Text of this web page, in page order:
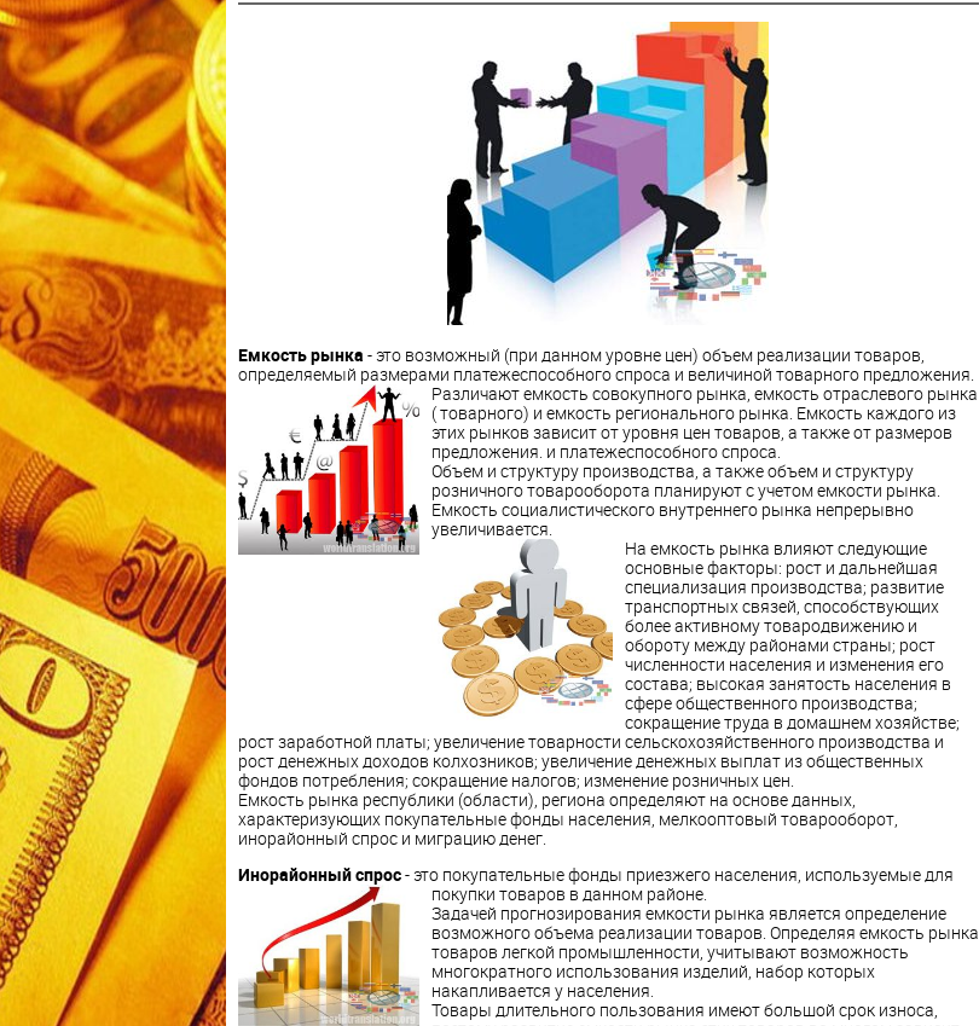
Емкость рынка - это возможный (при данном уровне цен) объем реализации товаров,
определяемый размерами платежеспособного спроса и величиной товарного предложения.
Различают емкость совокупного рынка, емкость отраслевого рынка
( товарного) и емкость регионального рынка. Емкость каждого из
этих рынков зависит от уровня цен товаров, а также от размеров
предложения. и платежеспособного спроса.
Объем и структуру производства, а также объем и структуру
розничного товарооборота планируют с учетом емкости рынка.
Емкость социалистического внутреннего рынка непрерывно
увеличивается.
На емкость рынка влияют следующие
основные факторы: рост и дальнейшая
специализация производства; развитие
транспортных связей, способствующих
более активному товародвижению и
обороту между районами страны; рост
численности населения и изменения его
состава; высокая занятость населения в
сфере общественного производства;
сокращение труда в домашнем хозяйстве;
рост заработной платы; увеличение товарности сельскохозяйственного производства и
рост денежных доходов колхозников; увеличение денежных выплат из общественных
фондов потребления; сокращение налогов; изменение розничных цен.
Емкость рынка республики (области), региона определяют на основе данных,
характеризующих покупательные фонды населения, мелкооптовый товарооборот,
инорайонный спрос и миграцию денег.
Инорайонный спрос- это покупательные фонды приезжего населения, используемые для
покупки товаров в данном районе.
Задачей прогнозирования емкости рынка является определение
возможного объема реализации товаров. Определяя емкость рынка
товаров легкой промышленности, учитывают возможность
многократного использования изделий, набор которых
накапливается у населения.
Товары длительного пользования имеют большой срок износа,